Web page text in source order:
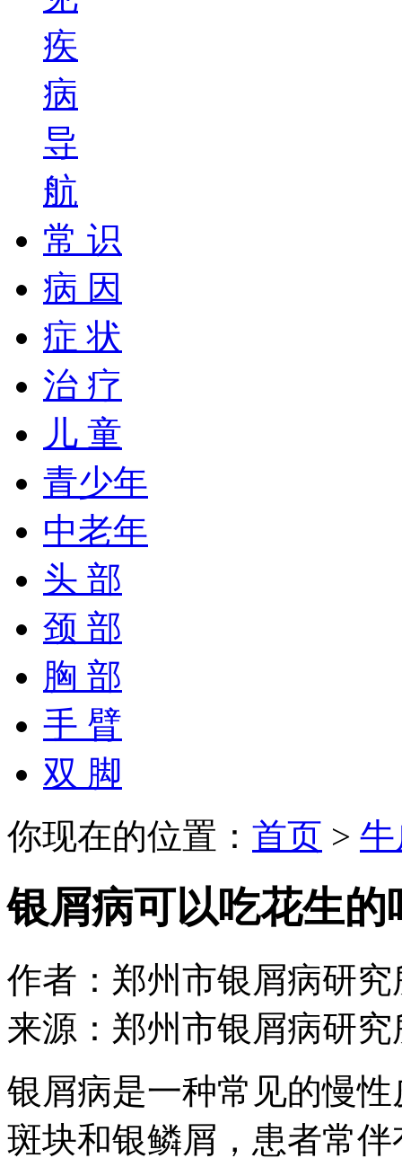
疾
病
导
航
常 识
病 因
症 状
治 疗
儿 童
青少年
中老年
头 部
颈 部
胸 部
手 臂
双 脚
你现在的位置： 首页 >
银屑病可以吃花生的
作者：郑州市银屑病研究
来源：郑州市银屑病研究
银屑病是一种常见的慢
斑块和银鳞屑，患者常